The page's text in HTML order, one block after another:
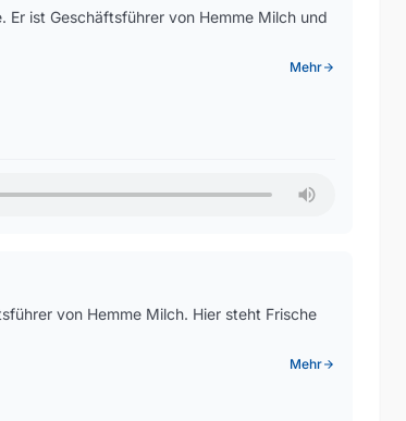
ist Geschäftsführer von Hemme Milch und
Mehrarrow_forward
von Hemme Milch. Hier steht Frische
Mehrarrow_forward